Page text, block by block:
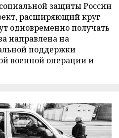
защиты России
расширяющий круг
одновременно получать
направлена на
поддержки
военной операции и